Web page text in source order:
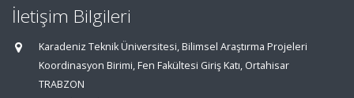
İletişim Bilgileri
Karadeniz Teknik Üniversitesi, Bilimsel Araştırma Projeleri
Koordinasyon Birimi, Fen Fakültesi Giriş Katı, Ortahisar
TRABZON